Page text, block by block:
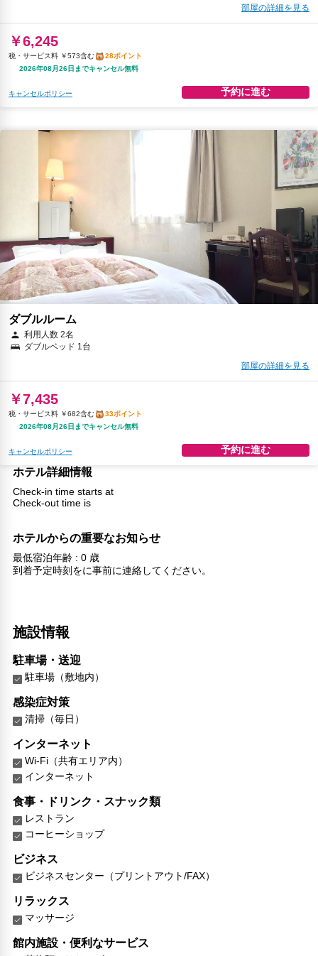
部屋の詳細を見る
￥6,245
税・サービス料 ￥573含む
28ポイント
2026年08月26日までキャンセル無料
キャンセルポリシー 予約に進む
ダブルルーム
利用人数 2名
ダブルベッド 1台
部屋の詳細を見る
￥7,435
税・サービス料 ￥682含む
33ポイント
2026年08月26日までキャンセル無料
キャンセルポリシー 予約に進む
ホテル詳細情報
Check-in time starts at
Check-out time is
ホテルからの重要なお知らせ
最低宿泊年齢 : 0 歳
到着予定時刻をに事前に連絡してください。
施設情報
駐車場・送迎
駐車場（敷地内）
感染症対策
清掃（毎日）
インターネット
Wi-Fi（共有エリア内）
インターネット
食事・ドリンク・スナック類
レストラン
コーヒーショップ
ビジネス
ビジネスセンター（プリントアウト/FAX）
リラックス
マッサージ
館内施設・便利なサービス